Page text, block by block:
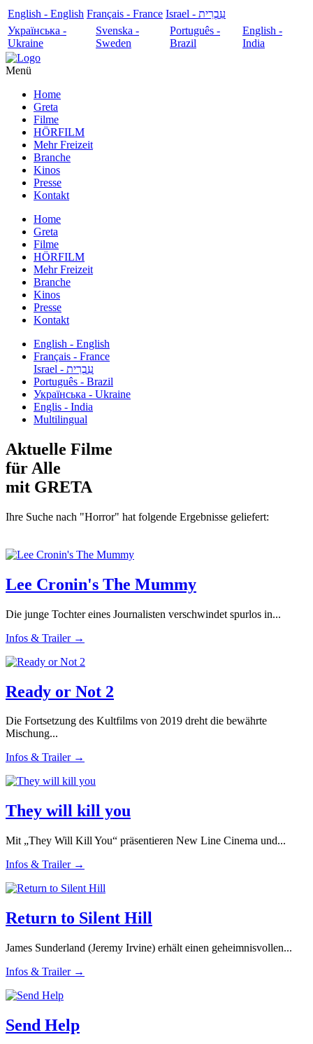
English - English Français - France
עִבְרִית - Israel
Українська -
Ukraine
Svenska -
Sweden
Português -
Brazil
English -
India
Menü
Home
Greta
Filme
HÖRFILM
Mehr Freizeit
Branche
Kinos
Presse
Kontakt
Home
Greta
Filme
HÖRFILM
Mehr Freizeit
Branche
Kinos
Presse
Kontakt
English - English
Français - France
עִבְרִית - Israel
Português - Brazil
Українська - Ukraine
Englis - India
Multilingual
Aktuelle Filme
für Alle
mit GRETA
Ihre Suche nach "Horror" hat folgende Ergebnisse geliefert:
Lee Cronin's The Mummy
Die junge Tochter eines Journalisten verschwindet spurlos in...
Infos & Trailer →
Ready or Not 2
Die Fortsetzung des Kultfilms von 2019 dreht die bewährte
Mischung...
Infos & Trailer →
They will kill you
Mit „They Will Kill You“ präsentieren New Line Cinema und...
Infos & Trailer →
Return to Silent Hill
James Sunderland (Jeremy Irvine) erhält einen geheimnisvollen...
Infos & Trailer →
Send Help